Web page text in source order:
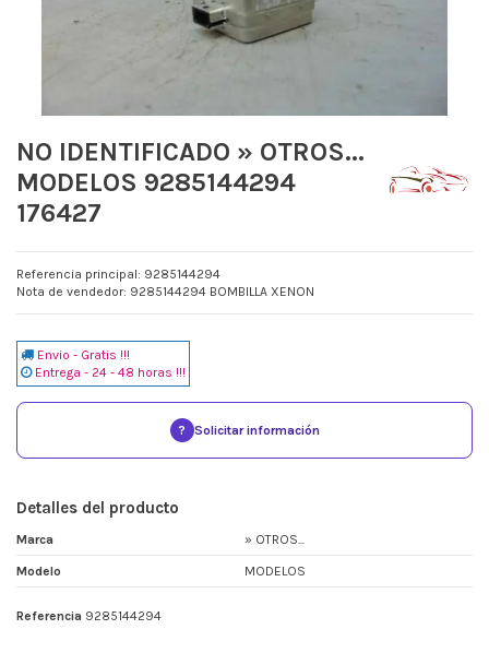
NO IDENTIFICADO » OTROS...
MODELOS 9285144294
176427
Referencia principal: 9285144294
Nota de vendedor: 9285144294 BOMBILLA XENON
Envio - Gratis !!!
Entrega - 24 - 48 horas !!!
? Solicitar información
Detalles del producto
Marca » OTROS...
Modelo MODELOS
Referencia 9285144294